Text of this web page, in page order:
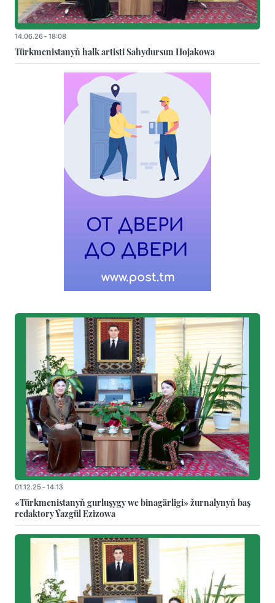
14.06.26 - 18:08
Türkmenistanyň halk artisti Sahydursun Hojakowa
01.12.25 - 14:13
«Türkmenistanyň gurluşygy we binagärligi» žurnalynyň baş
redaktory Ýazgül Ezizowa